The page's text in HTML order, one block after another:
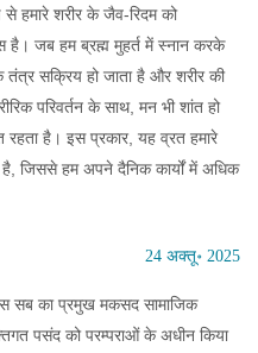
से हमारे शरीर के जैव‑रिदम को
है। जब हम ब्रह्म मुहर्त में स्नान करके
तंत्र सक्रिय हो जाता है और शरीर की
परिवर्तन के साथ, मन भी शांत हो
रहता है। इस प्रकार, यह व्रत हमारे
है, जिससे हम अपने दैनिक कार्यों में अधिक
24 अक्तू॰ 2025
सब का प्रमुख मकसद सामाजिक
पसंद को परम्पराओं के अधीन किया